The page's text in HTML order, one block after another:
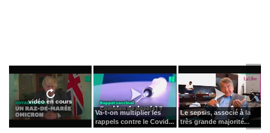
vidéo en cours
Va-t-on multiplier les
rappels contre le Covid...
Le sepsis, associé à la
très grande majorité...